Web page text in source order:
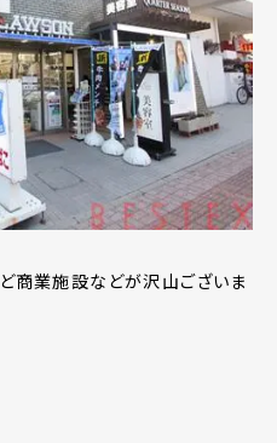
商業施設などが沢山ございま